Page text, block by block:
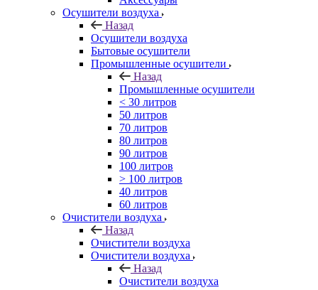
Осушители воздуха
Назад
Осушители воздуха
Бытовые осушители
Промышленные осушители
Назад
Промышленные осушители
< 30 литров
50 литров
70 литров
80 литров
90 литров
100 литров
> 100 литров
40 литров
60 литров
Очистители воздуха
Назад
Очистители воздуха
Очистители воздуха
Назад
Очистители воздуха